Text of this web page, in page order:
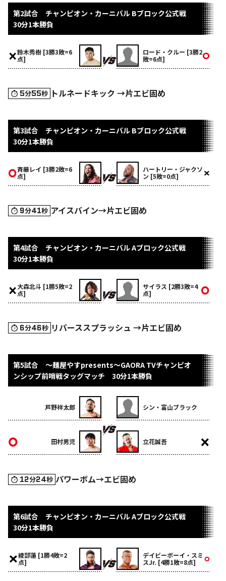
第2試合 チャンピオン・カーニバル Bブロック公式戦
30分1本勝負
鈴木秀樹 [3勝3敗=6
点]
ロード・クルー [3勝2
敗=6点]
5分55秒 トルネードキック →片エビ固め
第3試合 チャンピオン・カーニバル Bブロック公式戦
30分1本勝負
斉藤レイ [3勝2敗=6
点]
ハートリー・ジャクソ
ン [5敗=0点]
9分41秒 アイスバイン→片エビ固め
第4試合 チャンピオン・カーニバル Aブロック公式戦
30分1本勝負
大森北斗 [1勝5敗=2
点]
サイラス [2勝3敗=4
点]
6分46秒 リバーススプラッシュ →片エビ固め
第5試合 ～麺屋やすpresents～GAORA TVチャンピオ
ンシップ前哨戦タッグマッチ 30分1本勝負
芦野祥太郎
田村男児
シン・富山ブラック
立花誠吾
12分24秒 パワーボム→エビ固め
第6試合 チャンピオン・カーニバル Aブロック公式戦
30分1本勝負
綾部蓮 [1勝4敗=2
点]
デイビーボーイ・スミ
スJr. [4勝1敗=8点]